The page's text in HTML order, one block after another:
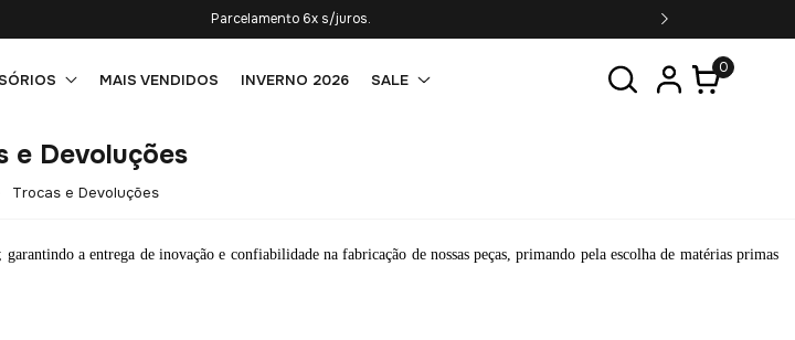
Parcelamento 6x s/juros.
MAIS VENDIDOS INVERNO 2026 SALE
0
e Devoluções
Trocas e Devoluções
a entrega de inovação e confiabilidade na fabricação de nossas peças, primando pela escolha de matérias primas